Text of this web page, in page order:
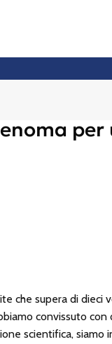
che supera di dieci
convissuto con
scientifica, siamo